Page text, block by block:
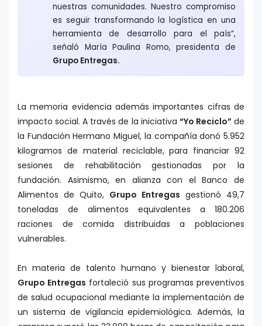
nuestras comunidades. Nuestro compromiso
es seguir transformando la logística en una
herramienta de desarrollo para el país”,
señaló María Paulina Romo, presidenta de
Grupo Entregas.
La memoria evidencia además importantes cifras de
impacto social. A través de la iniciativa “Yo Reciclo” de
la Fundación Hermano Miguel, la compañía donó 5.952
kilogramos de material reciclable, para financiar 92
sesiones de rehabilitación gestionadas por la
fundación. Asimismo, en alianza con el Banco de
Alimentos de Quito, Grupo Entregas gestionó 49,7
toneladas de alimentos equivalentes a 180.206
raciones de comida distribuidas a poblaciones
vulnerables.
En materia de talento humano y bienestar laboral,
Grupo Entregas fortaleció sus programas preventivos
de salud ocupacional mediante la implementación de
un sistema de vigilancia epidemiológica. Además, la